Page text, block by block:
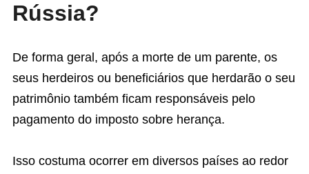
Rússia?
De forma geral, após a morte de um parente, os
seus herdeiros ou beneficiários que herdarão o seu
patrimônio também ficam responsáveis pelo
pagamento do imposto sobre herança.
Isso costuma ocorrer em diversos países ao redor